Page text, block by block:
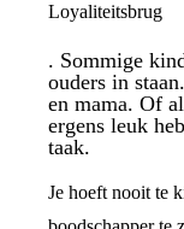
Loyaliteitsbrug
. Sommige
ouders in
en mama. Of
ergens leuk
taak.
Je hoeft nooit te